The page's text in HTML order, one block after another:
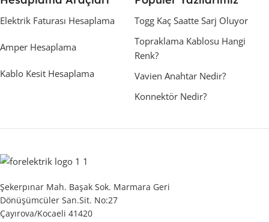
Elektrik Faturası Hesaplama
Amper Hesaplama
Kablo Kesit Hesaplama
Togg Kaç Saatte Sarj Oluyor
Topraklama Kablosu Hangi
Renk?
Vavien Anahtar Nedir?
Konnektör Nedir?
Şekerpınar Mah. Başak Sok. Marmara Geri
Dönüşümcüler San.Sit. No:27
Çayırova/Kocaeli 41420